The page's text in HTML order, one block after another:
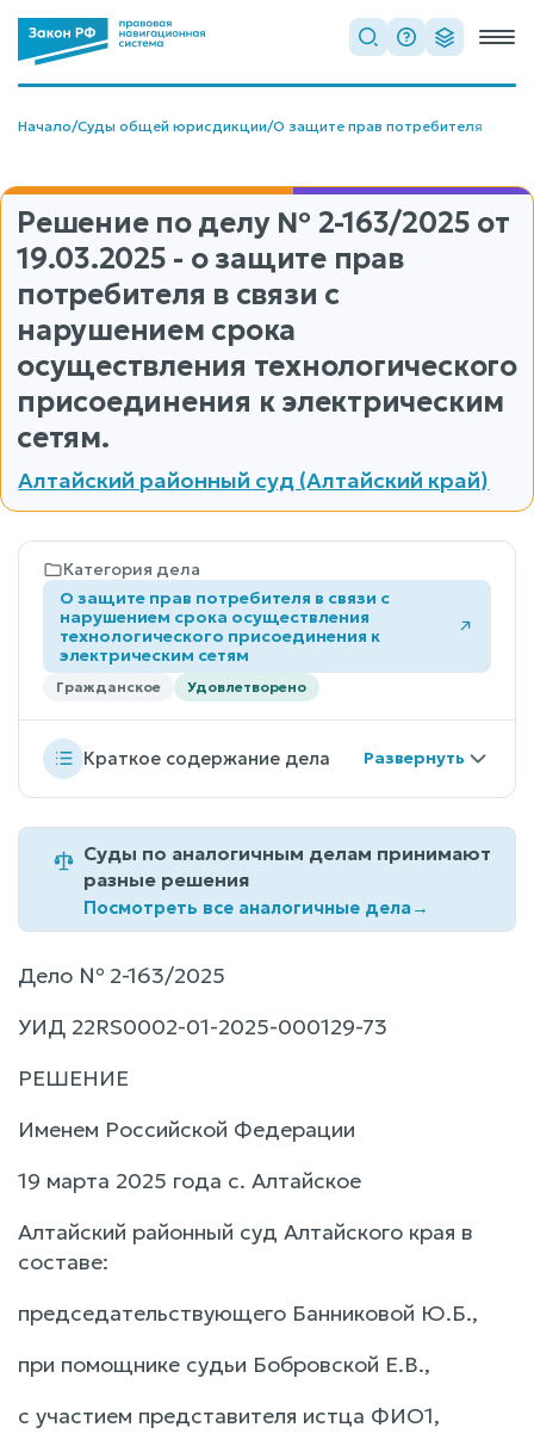
Начало/Суды общей юрисдикции/О защите прав потребителя
Решение по делу № 2-163/2025 от
19.03.2025 - о защите прав
потребителя в связи с
нарушением срока
осуществления технологического
присоединения к электрическим
сетям.
Алтайский районный суд (Алтайский край)
Категория дела
О защите прав потребителя в связи с
нарушением срока осуществления
технологического присоединения к
электрическим сетям
Гражданское Удовлетворено
Краткое содержание дела
Суды по аналогичным делам принимают
разные решения
Посмотреть все аналогичные дела→
Дело № 2-163/2025
УИД 22RS0002-01-2025-000129-73
РЕШЕНИЕ
Именем Российской Федерации
19 марта 2025 года с. Алтайское
Алтайский районный суд Алтайского края в
составе:
председательствующего Банниковой Ю.Б.,
при помощнике судьи Бобровской Е.В.,
с участием представителя истца ФИО1,